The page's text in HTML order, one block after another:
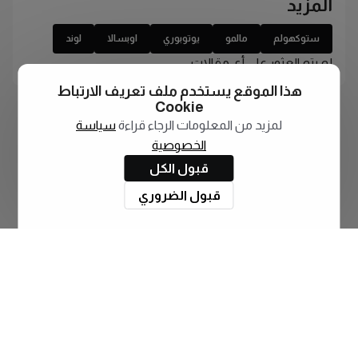
المزيد
ستوكهولم مالمو يوتوبوري اوبسالا لوند
لم يتم العثور على أي مقالات
هذا الموقع يستخدم ملف تعريف الارتباط
Cookie
لمزيد من المعلومات الرجاء قراءة سياسة
الخصوصية
قبول الكل
قبول الضروري